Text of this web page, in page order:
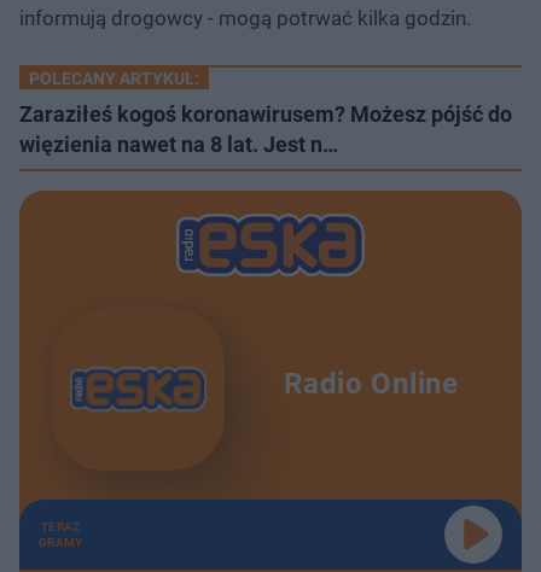
informują drogowcy - mogą potrwać kilka godzin.
POLECANY ARTYKUŁ:
Zaraziłeś kogoś koronawirusem? Możesz pójść do
więzienia nawet na 8 lat. Jest n…
Radio Online
TERAZ
GRAMY